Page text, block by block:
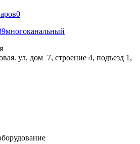
0
многоканальный
ул, дом 7, строение 4, подъезд 1,